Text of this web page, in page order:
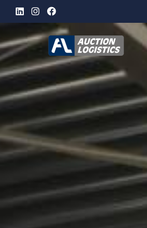
WER SIND WIR?
UNSERE DIENSTLEISTUNGEN
PARTNER